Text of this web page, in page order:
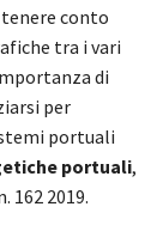
conto
tra i vari
di
per
portuali
portuali,
162 2019.